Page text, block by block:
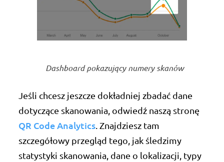
Dashboard pokazujący numery skanów
Jeśli chcesz jeszcze dokładniej zbadać dane
dotyczące skanowania, odwiedź naszą stronę
QR Code Analytics . Znajdziesz tam
szczegółowy przegląd tego, jak śledzimy
statystyki skanowania, dane o lokalizacji, typy